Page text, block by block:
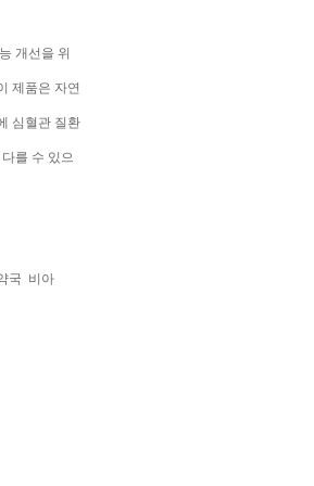
개선을 위
제품은 자연
심혈관 질환
를 수 있으
국 비아